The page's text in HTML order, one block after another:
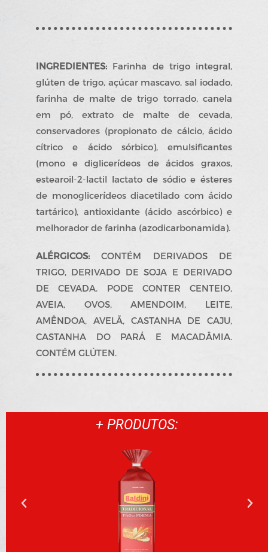
INGREDIENTES: Farinha de trigo integral,
glúten de trigo, açúcar mascavo, sal iodado,
farinha de malte de trigo torrado, canela
em pó, extrato de malte de cevada,
conservadores (propionato de cálcio, ácido
cítrico e ácido sórbico), emulsificantes
(mono e diglicerídeos de ácidos graxos,
estearoil-2-lactil lactato de sódio e ésteres
de monoglicerídeos diacetilado com ácido
tartárico), antioxidante (ácido ascórbico) e
melhorador de farinha (azodicarbonamida).
ALÉRGICOS: CONTÉM DERIVADOS DE
TRIGO, DERIVADO DE SOJA E DERIVADO
DE CEVADA. PODE CONTER CENTEIO,
AVEIA, OVOS, AMENDOIM, LEITE,
AMÊNDOA, AVELÃ, CASTANHA DE CAJU,
CASTANHA DO PARÁ E MACADÂMIA.
CONTÉM GLÚTEN.
+ PRODUTOS: